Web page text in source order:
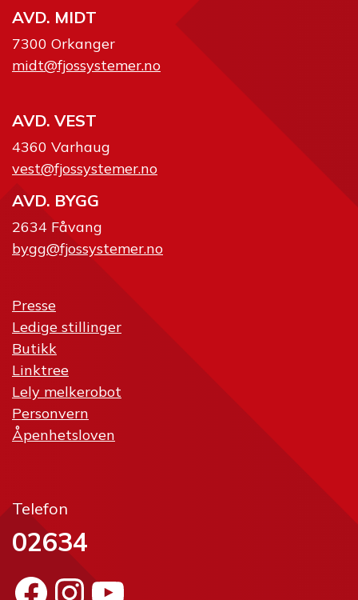
AVD. MIDT
7300 Orkanger
midt@fjossystemer.no
AVD. VEST
4360 Varhaug
vest@fjossystemer.no
AVD. BYGG
2634 Fåvang
bygg@fjossystemer.no
Presse
Ledige stillinger
Butikk
Linktree
Lely melkerobot
Personvern
Åpenhetsloven
Telefon
02634